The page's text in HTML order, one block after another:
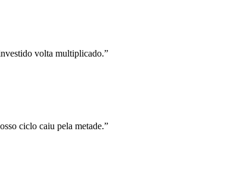
volta multiplicado.”
ciclo caiu pela metade.”